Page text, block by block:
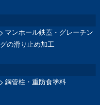
マンホール鉄蓋・グレーチン
グの滑り止め加工
鋼管柱・重防食塗料